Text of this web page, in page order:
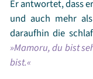
Er antwortet, dass
und auch mehr als
daraufhin die
Mamoru, du bist
bist.